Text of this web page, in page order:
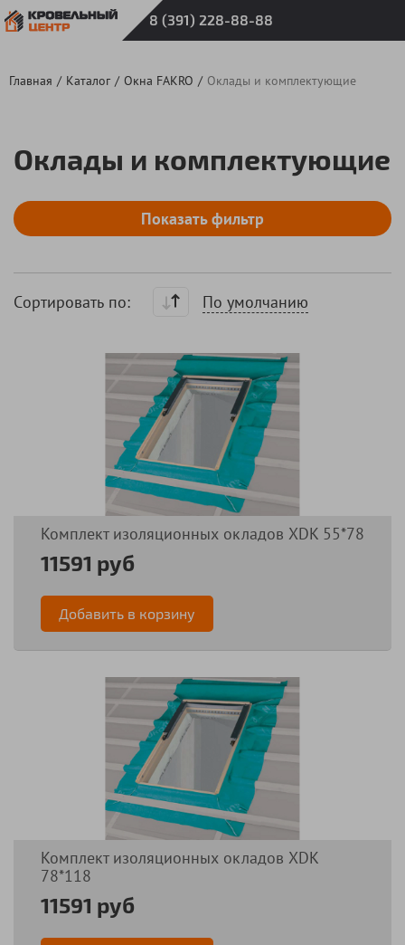
8 (391) 228-88-88
Главная Каталог Окна FAKRO Оклады и комплектующие
Оклады и комплектующие
Cортировать по: По умолчанию
Комплект изоляционных окладов XDK 55*78
11591 руб
Добавить в корзину
Комплект изоляционных окладов XDK
78*118
11591 руб